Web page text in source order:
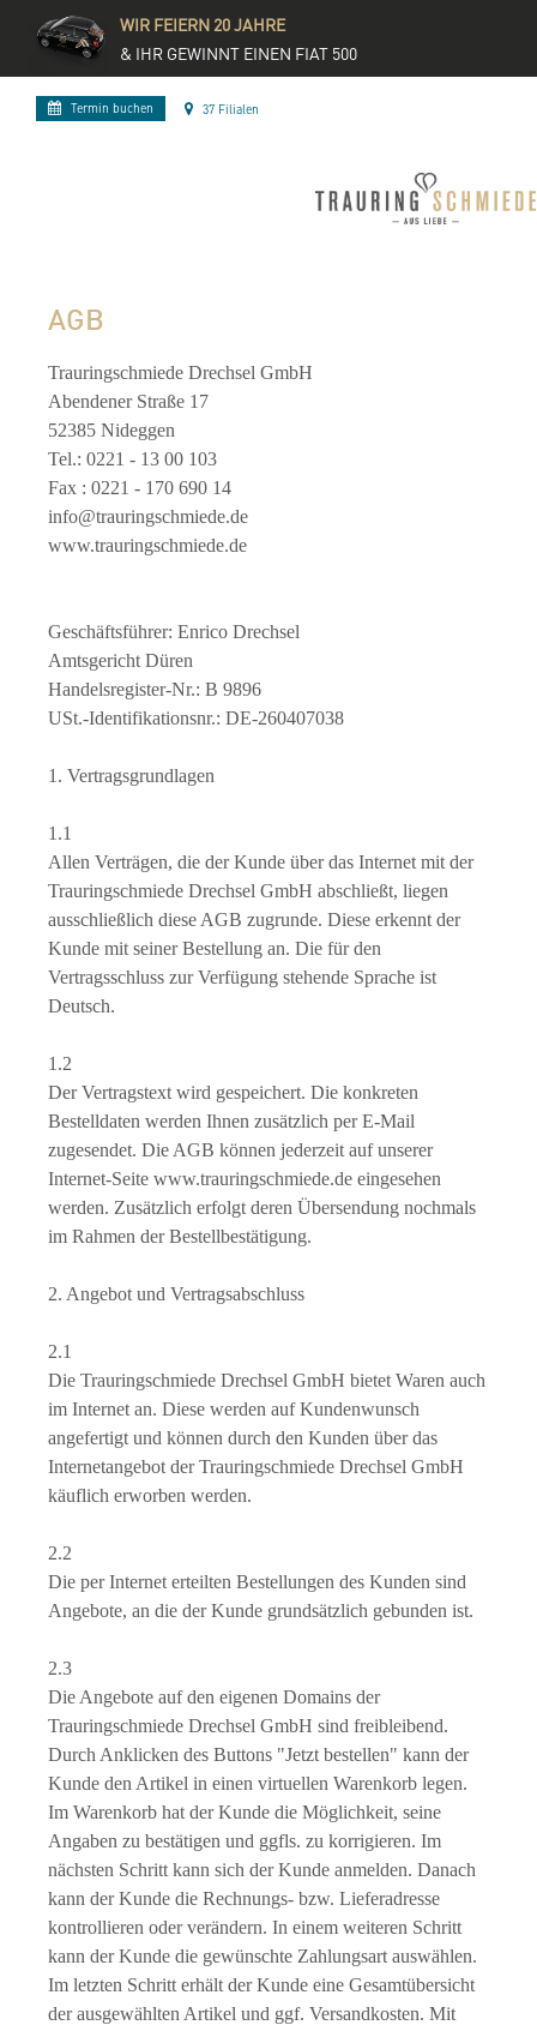
WIR FEIERN 20 JAHRE
& IHR GEWINNT EINEN FIAT 500
Termin buchen 37 Filialen
AGB
Trauringschmiede Drechsel GmbH
Abendener Straße 17
52385 Nideggen
Tel.: 0221 - 13 00 103
Fax : 0221 - 170 690 14
info@trauringschmiede.de
www.trauringschmiede.de
Geschäftsführer: Enrico Drechsel
Amtsgericht Düren
Handelsregister-Nr.: B 9896
USt.-Identifikationsnr.: DE-260407038
1. Vertragsgrundlagen
1.1
Allen Verträgen, die der Kunde über das Internet mit der
Trauringschmiede Drechsel GmbH abschließt, liegen
ausschließlich diese AGB zugrunde. Diese erkennt der
Kunde mit seiner Bestellung an. Die für den
Vertragsschluss zur Verfügung stehende Sprache ist
Deutsch.
1.2
Der Vertragstext wird gespeichert. Die konkreten
Bestelldaten werden Ihnen zusätzlich per E-Mail
zugesendet. Die AGB können jederzeit auf unserer
Internet-Seite www.trauringschmiede.de eingesehen
werden. Zusätzlich erfolgt deren Übersendung nochmals
im Rahmen der Bestellbestätigung.
2. Angebot und Vertragsabschluss
2.1
Die Trauringschmiede Drechsel GmbH bietet Waren auch
im Internet an. Diese werden auf Kundenwunsch
angefertigt und können durch den Kunden über das
Internetangebot der Trauringschmiede Drechsel GmbH
käuflich erworben werden.
2.2
Die per Internet erteilten Bestellungen des Kunden sind
Angebote, an die der Kunde grundsätzlich gebunden ist.
2.3
Die Angebote auf den eigenen Domains der
Trauringschmiede Drechsel GmbH sind freibleibend.
Durch Anklicken des Buttons "Jetzt bestellen" kann der
Kunde den Artikel in einen virtuellen Warenkorb legen.
Im Warenkorb hat der Kunde die Möglichkeit, seine
Angaben zu bestätigen und ggfls. zu korrigieren. Im
nächsten Schritt kann sich der Kunde anmelden. Danach
kann der Kunde die Rechnungs- bzw. Lieferadresse
kontrollieren oder verändern. In einem weiteren Schritt
kann der Kunde die gewünschte Zahlungsart auswählen.
Im letzten Schritt erhält der Kunde eine Gesamtübersicht
der ausgewählten Artikel und ggf. Versandkosten. Mit